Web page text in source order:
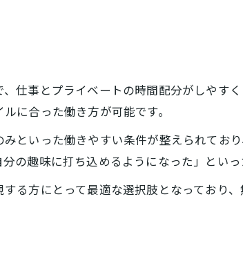
軽作業で感じる福利厚生の安心感とは
働く人の声から見る軽作業の魅力
軽作業現場で役立つサポート内容紹介
仕事とプライベートの時間配分がしやす
に合った働き方が可能です。
といった働きやすい条件が整えられてお
の趣味に打ち込めるようになった」といっ
る方にとって最適な選択肢となっており、
お問い合わせ・ご相談はこちら
お問い合わせ・ご相談はこちら